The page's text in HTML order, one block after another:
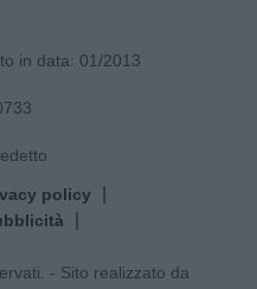
in data: 01/2013
policy
- Sito realizzato da